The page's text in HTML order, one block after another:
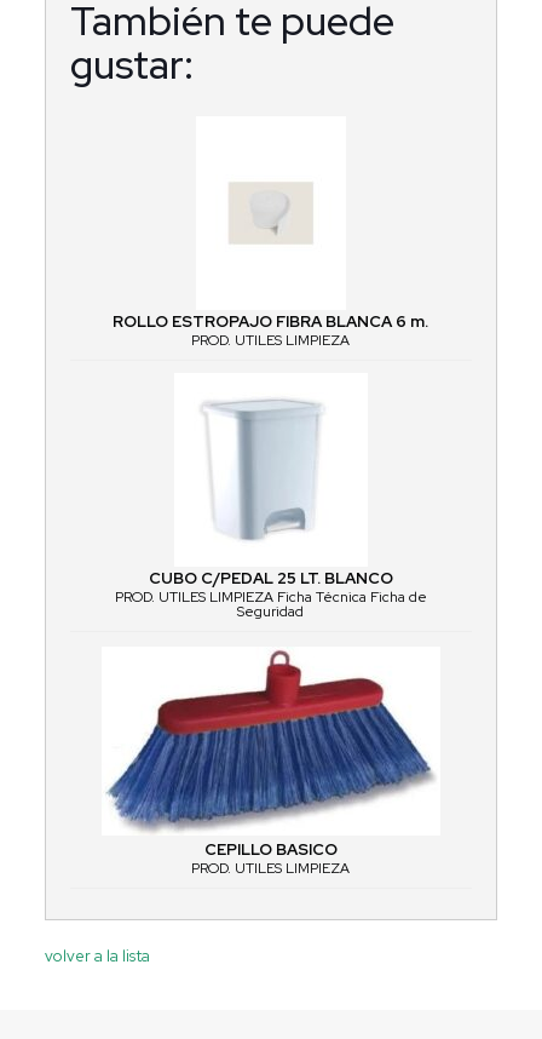
También te puede
gustar:
ROLLO ESTROPAJO FIBRA BLANCA 6 m.
PROD. UTILES LIMPIEZA
CUBO C/PEDAL 25 LT. BLANCO
PROD. UTILES LIMPIEZA Ficha Técnica Ficha de
Seguridad
CEPILLO BASICO
PROD. UTILES LIMPIEZA
volver a la lista